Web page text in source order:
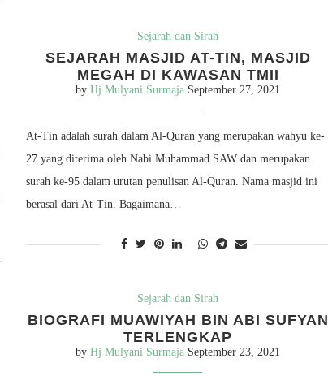
Sejarah dan Sirah
SEJARAH MASJID AT-TIN, MASJID
MEGAH DI KAWASAN TMII
byHj Mulyani Surmaja September 27, 2021
At-Tin adalah surah dalam Al-Quran yang merupakan wahyu ke-
27 yang diterima oleh Nabi Muhammad SAW dan merupakan
surah ke-95 dalam urutan penulisan Al-Quran. Nama masjid ini
berasal dari At-Tin. Bagaimana…
Sejarah dan Sirah
BIOGRAFI MUAWIYAH BIN ABI SUFYAN
TERLENGKAP
byHj Mulyani Surmaja September 23, 2021